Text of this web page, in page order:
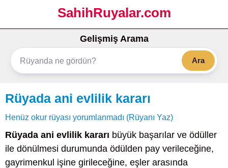
SahihRuyalar.com
Gelişmiş Arama
Ara
Rüyada ani evlilik kararı
Henüz okur rüyası yorumlanmadı (Rüyanı Yaz)
Rüyada ani evlilik kararı büyük başarılar ve ödüller
ile dönülmesi durumunda ödülden pay verileceğine,
gayrimenkul işine girileceğine, eşler arasında